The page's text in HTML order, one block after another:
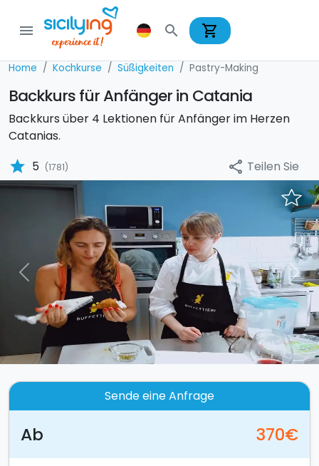
menu search shopping_cart
Home Kochkurse Süßigkeiten Pastry-Making
Backkurs für Anfänger in Catania
Backkurs über 4 Lektionen für Anfänger im Herzen
Catanias.
star 5 (1781) share Teilen Sie
Previous Next
Sende eine Anfrage
Ab 370€